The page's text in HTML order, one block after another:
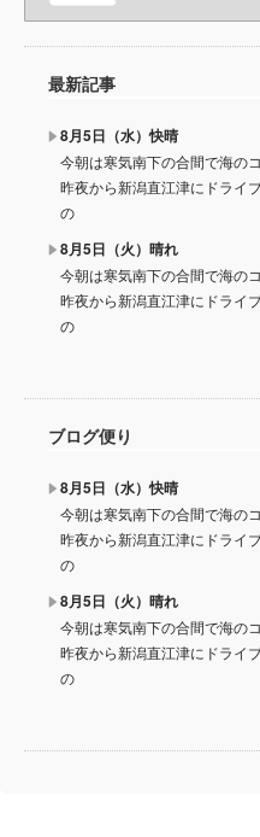
最新記事
8月5日（水）快晴
今朝は寒気南下の合間で海の
昨夜から新潟直江津にドライ
の
8月5日（火）晴れ
今朝は寒気南下の合間で海の
昨夜から新潟直江津にドライ
の
ブログ便り
8月5日（水）快晴
今朝は寒気南下の合間で海の
昨夜から新潟直江津にドライ
の
8月5日（火）晴れ
今朝は寒気南下の合間で海の
昨夜から新潟直江津にドライ
の